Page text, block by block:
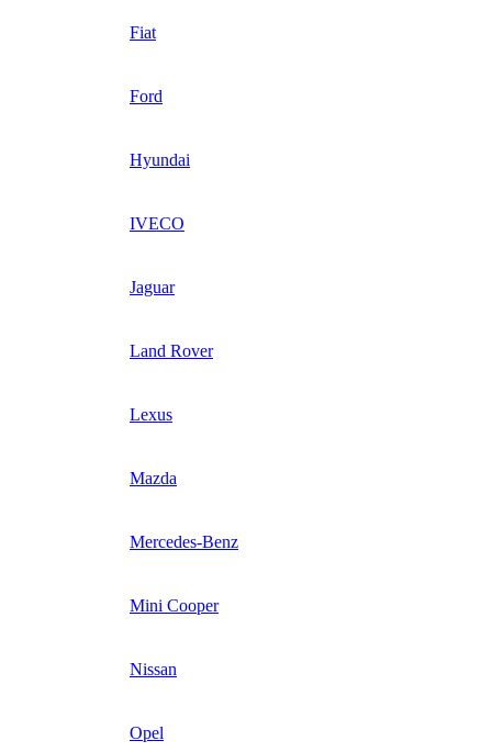
Fiat
Ford
Hyundai
IVECO
Jaguar
Land Rover
Lexus
Mazda
Mercedes-Benz
Mini Cooper
Nissan
Opel